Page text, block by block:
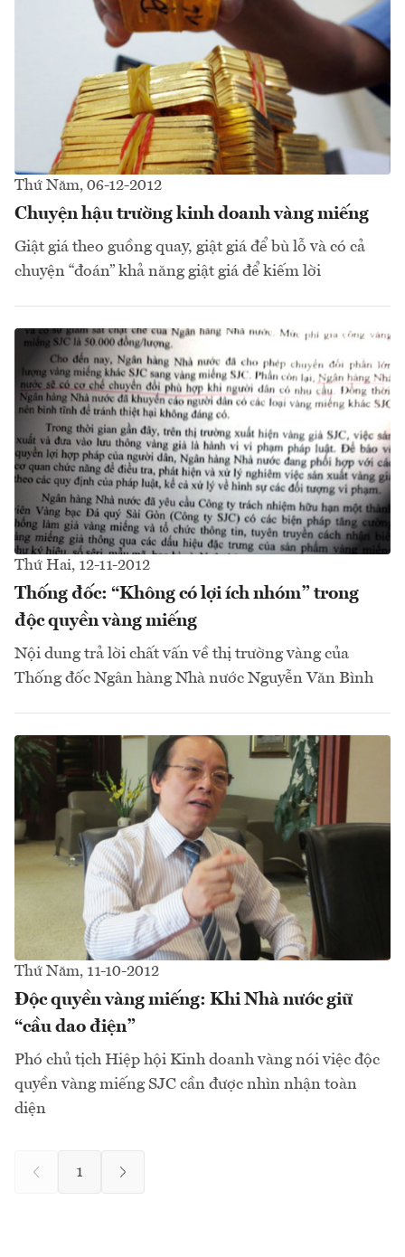
Thứ Năm, 06-12-2012
Chuyện hậu trường kinh doanh vàng miếng
Giật giá theo guồng quay, giật giá để bù lỗ và có cả
chuyện “đoán” khả năng giật giá để kiếm lời
Thứ Hai, 12-11-2012
Thống đốc: “Không có lợi ích nhóm” trong
độc quyền vàng miếng
Nội dung trả lời chất vấn về thị trường vàng của
Thống đốc Ngân hàng Nhà nước Nguyễn Văn Bình
Thứ Năm, 11-10-2012
Độc quyền vàng miếng: Khi Nhà nước giữ
“cầu dao điện”
Phó chủ tịch Hiệp hội Kinh doanh vàng nói việc độc
quyền vàng miếng SJC cần được nhìn nhận toàn
diện
1